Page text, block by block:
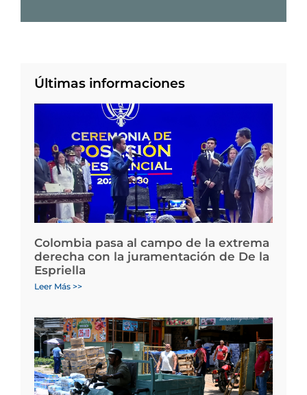
Últimas informaciones
Colombia pasa al campo de la extrema
derecha con la juramentación de De la
Espriella
Leer Más >>